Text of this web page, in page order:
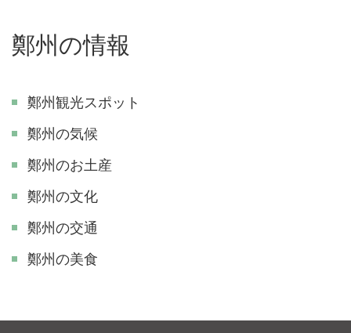
鄭州の情報
鄭州観光スポット
鄭州の気候
鄭州のお土産
鄭州の文化
鄭州の交通
鄭州の美食